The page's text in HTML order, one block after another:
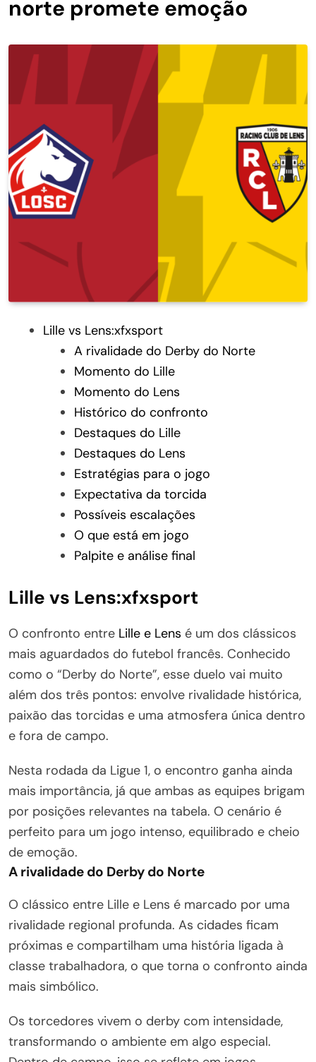
norte promete emoção
Lille vs Lens:xfxsport
A rivalidade do Derby do Norte
Momento do Lille
Momento do Lens
Histórico do confronto
Destaques do Lille
Destaques do Lens
Estratégias para o jogo
Expectativa da torcida
Possíveis escalações
O que está em jogo
Palpite e análise final
Lille vs Lens:xfxsport
O confronto entre Lille e Lens é um dos clássicos
mais aguardados do futebol francês. Conhecido
como o “Derby do Norte”, esse duelo vai muito
além dos três pontos: envolve rivalidade histórica,
paixão das torcidas e uma atmosfera única dentro
e fora de campo.
Nesta rodada da Ligue 1, o encontro ganha ainda
mais importância, já que ambas as equipes brigam
por posições relevantes na tabela. O cenário é
perfeito para um jogo intenso, equilibrado e cheio
de emoção.
A rivalidade do Derby do Norte
O clássico entre Lille e Lens é marcado por uma
rivalidade regional profunda. As cidades ficam
próximas e compartilham uma história ligada à
classe trabalhadora, o que torna o confronto ainda
mais simbólico.
Os torcedores vivem o derby com intensidade,
transformando o ambiente em algo especial.